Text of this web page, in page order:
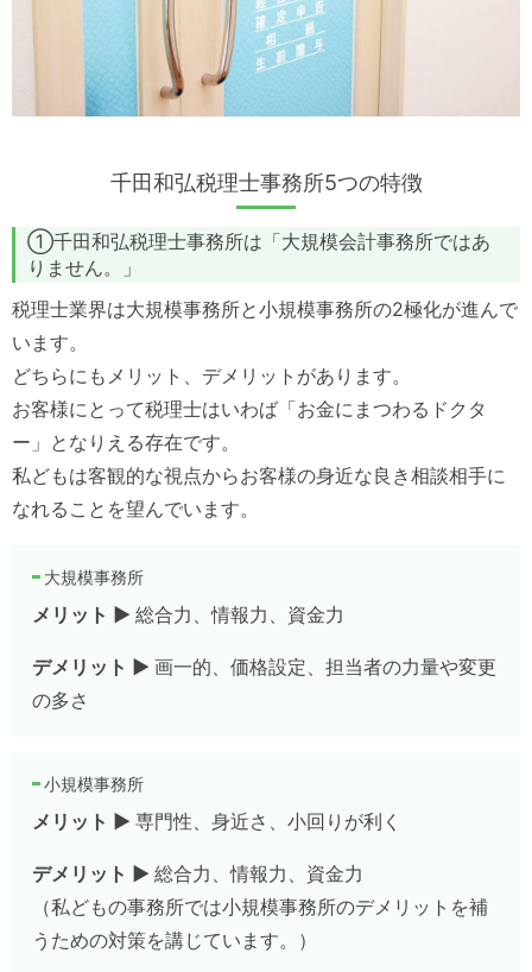
千田和弘税理士事務所5つの特徴
①千田和弘税理士事務所は「大規模会計事務所ではあ
りません。」
税理士業界は大規模事務所と小規模事務所の2極化が進んで
います。
どちらにもメリット、デメリットがあります。
お客様にとって税理士はいわば「お金にまつわるドクタ
ー」となりえる存在です。
私どもは客観的な視点からお客様の身近な良き相談相手に
なれることを望んでいます。
大規模事務所
メリット ▶総合力、情報力、資金力
デメリット ▶画一的、価格設定、担当者の力量や変更
の多さ
小規模事務所
メリット ▶専門性、身近さ、小回りが利く
デメリット ▶総合力、情報力、資金力
（私どもの事務所では小規模事務所のデメリットを補
うための対策を講じています。）